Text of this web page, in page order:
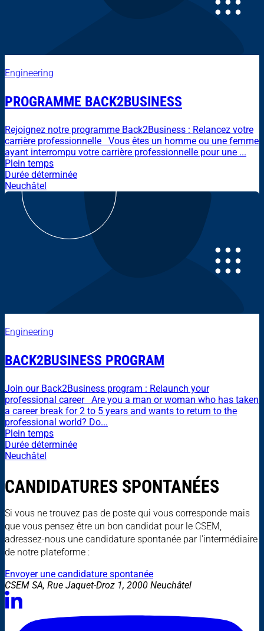
Engineering
PROGRAMME BACK2BUSINESS
Rejoignez notre programme Back2Business : Relancez votre
carrière professionnelle Vous êtes un homme ou une femme
ayant interrompu votre carrière professionnelle pour une ...
Plein temps
Durée déterminée
Neuchâtel
Engineering
BACK2BUSINESS PROGRAM
Join our Back2Business program : Relaunch your
professional career Are you a man or woman who has taken
a career break for 2 to 5 years and wants to return to the
professional world? Do...
Plein temps
Durée déterminée
Neuchâtel
CANDIDATURES SPONTANÉES
Si vous ne trouvez pas de poste qui vous corresponde mais
que vous pensez être un bon candidat pour le CSEM,
adressez-nous une candidature spontanée par l'intermédiaire
de notre plateforme :
Envoyer une candidature spontanée
CSEM SA, Rue Jaquet-Droz 1, 2000 Neuchâtel